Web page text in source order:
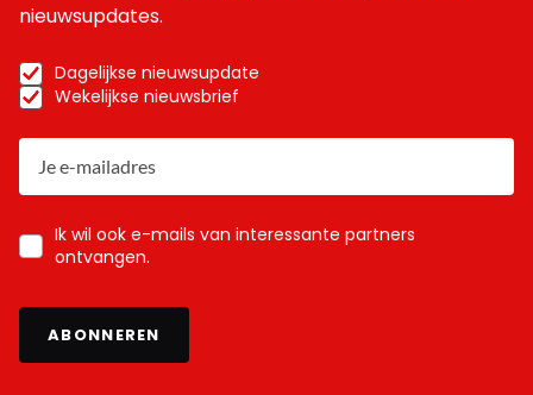
nieuwsupdates.
Dagelijkse nieuwsupdate
Wekelijkse nieuwsbrief
Ik wil ook e-mails van interessante partners
ontvangen.
ABONNEREN